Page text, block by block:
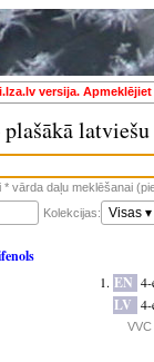
versija.
* vārda daļu meklēšanai
Kolekcijas: Visas ▾
EN
LV